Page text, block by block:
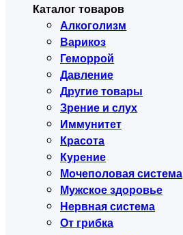
Каталог товаров
Алкоголизм
Варикоз
Геморрой
Давление
Другие товары
Зрение и слух
Иммунитет
Красота
Курение
Мочеполовая система
Мужское здоровье
Нервная система
От грибка